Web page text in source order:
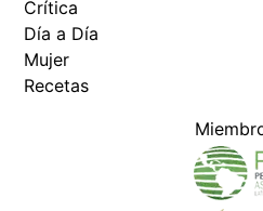
Día a Día
Mujer
Recetas